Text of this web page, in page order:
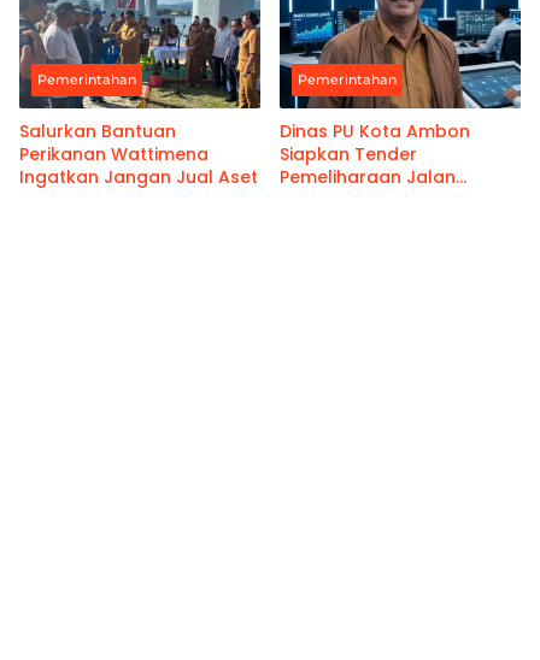
Pemerintahan
Salurkan Bantuan
Perikanan Wattimena
Ingatkan Jangan Jual Aset
Pemerintahan
Dinas PU Kota Ambon
Siapkan Tender
Pemeliharaan Jalan